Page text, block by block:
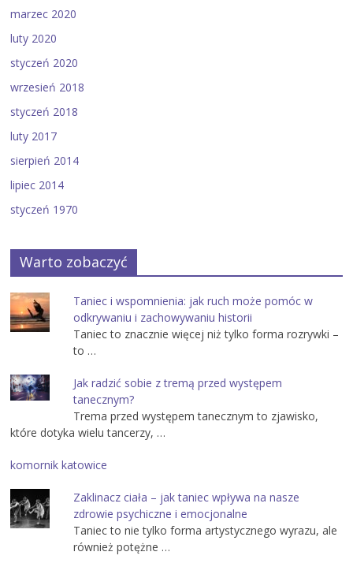
marzec 2020
luty 2020
styczeń 2020
wrzesień 2018
styczeń 2018
luty 2017
sierpień 2014
lipiec 2014
styczeń 1970
Warto zobaczyć
Taniec i wspomnienia: jak ruch może pomóc w
odkrywaniu i zachowywaniu historii
Taniec to znacznie więcej niż tylko forma rozrywki –
to …
Jak radzić sobie z tremą przed występem
tanecznym?
Trema przed występem tanecznym to zjawisko,
które dotyka wielu tancerzy, …
komornik katowice
Zaklinacz ciała – jak taniec wpływa na nasze
zdrowie psychiczne i emocjonalne
Taniec to nie tylko forma artystycznego wyrazu, ale
również potężne …